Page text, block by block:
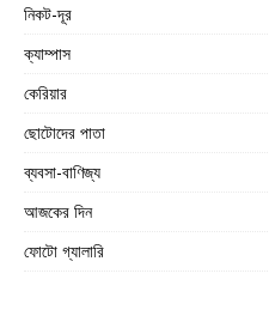
নিকট-দূর
ক্যাম্পাস
কেরিয়ার
ছোটোদের পাতা
ব্যবসা-বাণিজ্য
আজকের দিন
ফোটো গ্যালারি